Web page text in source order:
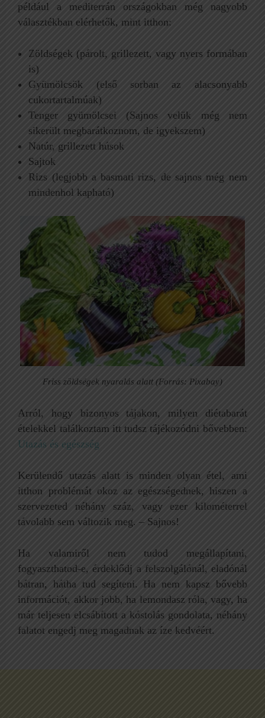
például a mediterrán országokban még nagyobb
választékban elérhetők, mint itthon:
Zöldségek (párolt, grillezett, vagy nyers formában
is)
Gyümölcsök (első sorban az alacsonyabb
cukortartalmúak)
Tenger gyümölcsei (Sajnos velük még nem
sikerült megbarátkoznom, de igyekszem)
Natúr, grillezett húsok
Sajtok
Rizs (legjobb a basmati rizs, de sajnos még nem
mindenhol kapható)
Friss zöldségek nyaralás alatt (Forrás: Pixabay)
Arról, hogy bizonyos tájakon, milyen diétabarát
ételekkel találkoztam itt tudsz tájékozódni bővebben:
Utazás és egészség
Kerülendő utazás alatt is minden olyan étel, ami
itthon problémát okoz az egészségednek, hiszen a
szervezeted néhány száz, vagy ezer kilométerrel
távolabb sem változik meg. – Sajnos!
Ha valamiről nem tudod megállapítani,
fogyaszthatod-e, érdeklődj a felszolgálónál, eladónál
bátran, hátha tud segíteni. Ha nem kapsz bővebb
információt, akkor jobb, ha lemondasz róla, vagy, ha
már teljesen elcsábított a kóstolás gondolata, néhány
falatot engedj meg magadnak az íze kedvéért.